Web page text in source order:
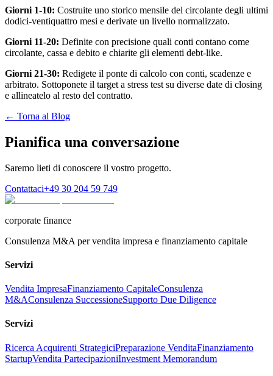
Giorni 1-10: Costruite uno storico mensile del circolante degli ultimi
dodici-ventiquattro mesi e derivate un livello normalizzato.
Giorni 11-20: Definite con precisione quali conti contano come
circolante, cassa e debito e chiarite gli elementi debt-like.
Giorni 21-30: Redigete il ponte di calcolo con conti, scadenze e
arbitrato. Sottoponete il target a stress test su diverse date di closing
e allineatelo al resto del contratto.
← Torna al Blog
Pianifica una conversazione
Saremo lieti di conoscere il vostro progetto.
Contattaci+49 30 204 59 749
corporate finance
Consulenza M&A per vendita impresa e finanziamento capitale
Servizi
Vendita ImpresaFinanziamento CapitaleConsulenza
M&AConsulenza SuccessioneSupporto Due Diligence
Servizi
Ricerca Acquirenti StrategiciPreparazione VenditaFinanziamento
StartupVendita PartecipazioniInvestment Memorandum